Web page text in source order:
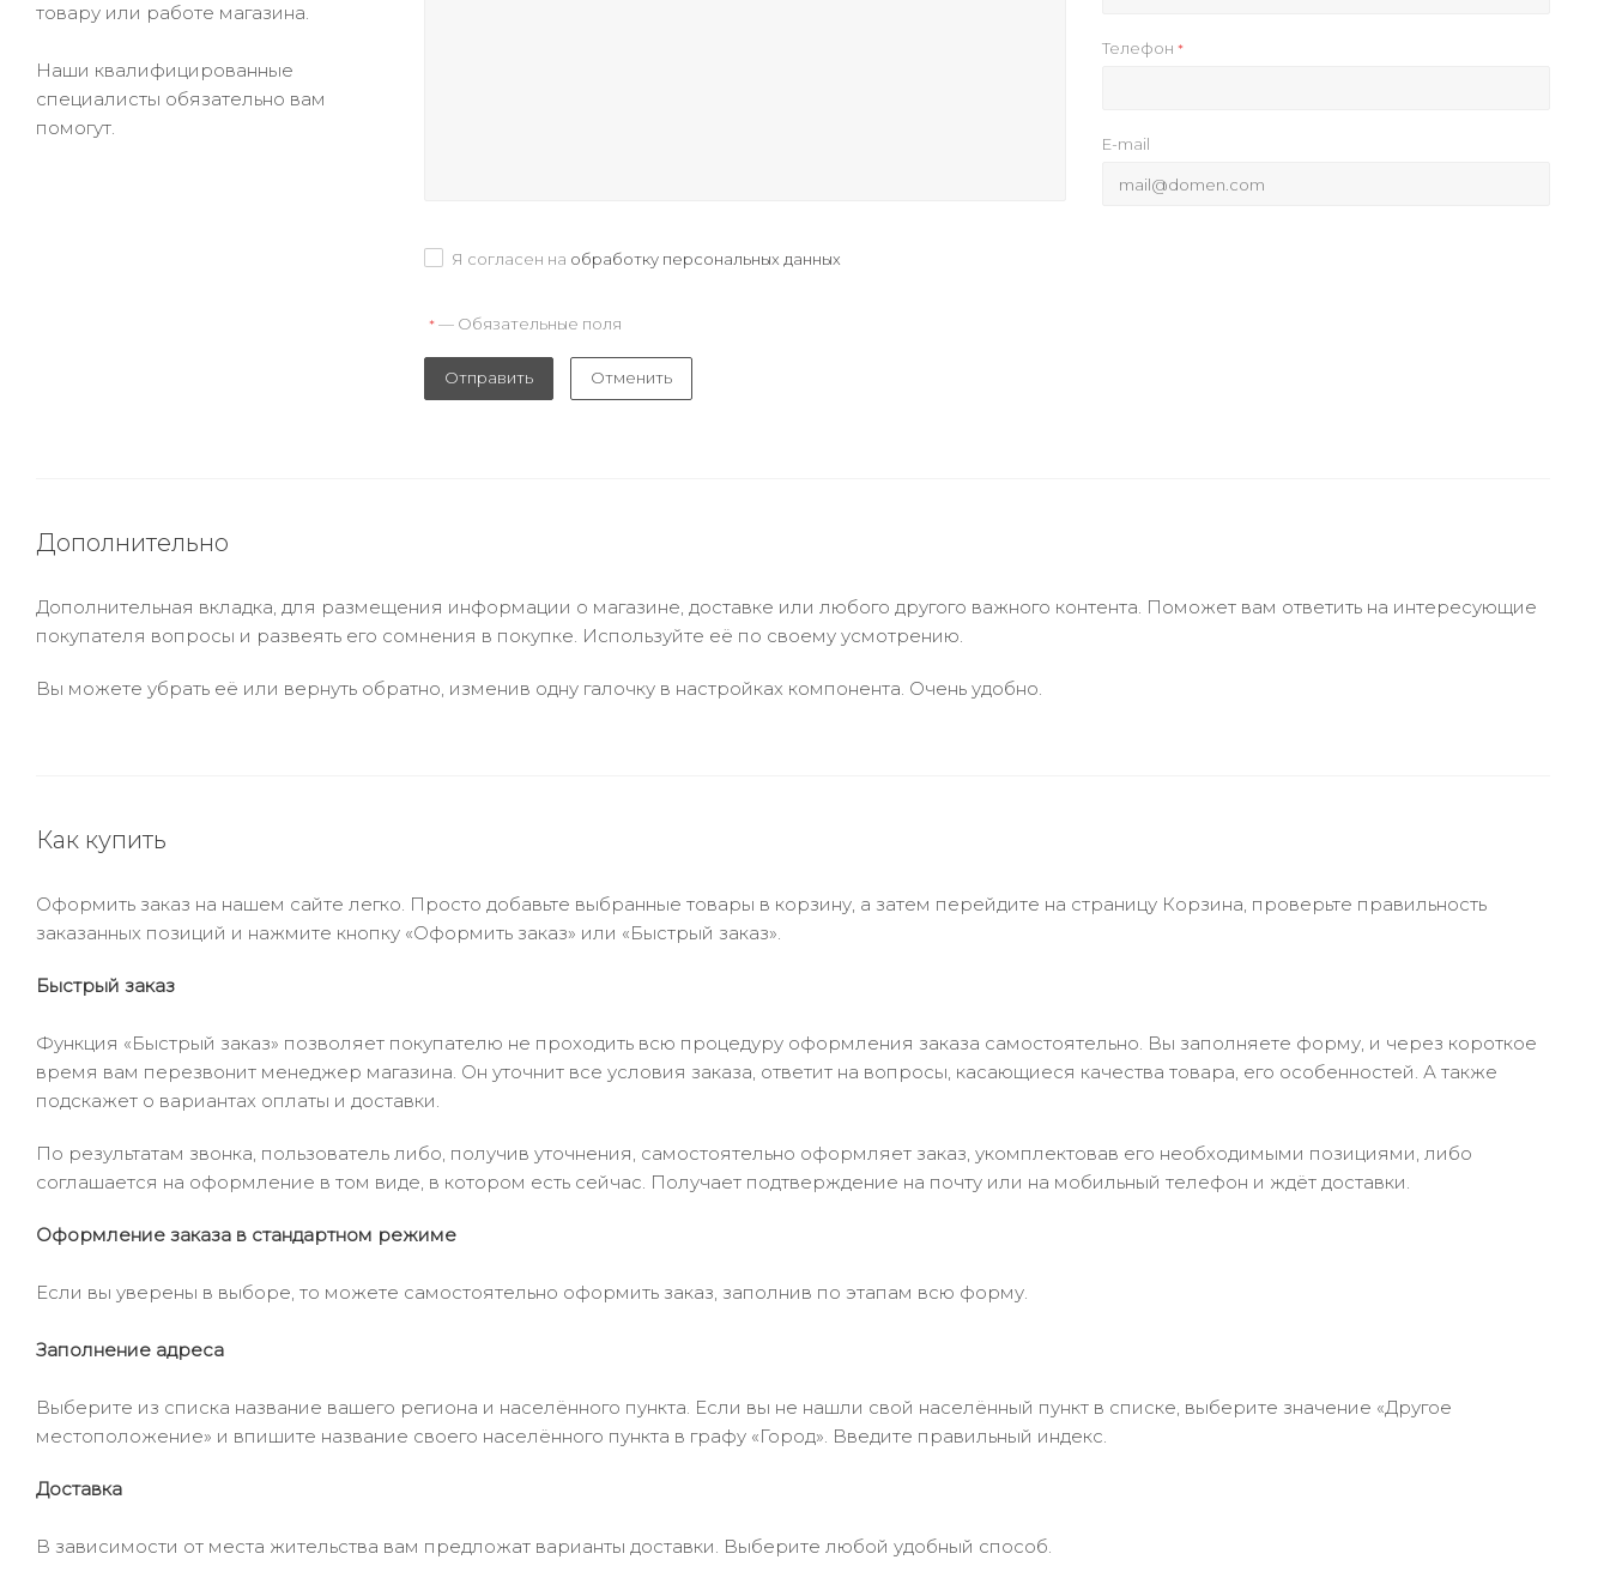
товару или работе магазина.
Наши квалифицированные
специалисты обязательно вам
помогут.
Телефон *
E-mail
Я согласен на обработку персональных данных
*— Обязательные поля
Отправить Отменить
Дополнительно
Дополнительная вкладка, для размещения информации о магазине, доставке или любого другого важного контента. Поможет вам ответить на интересующие
покупателя вопросы и развеять его сомнения в покупке. Используйте её по своему усмотрению.
Вы можете убрать её или вернуть обратно, изменив одну галочку в настройках компонента. Очень удобно.
Как купить
Оформить заказ на нашем сайте легко. Просто добавьте выбранные товары в корзину, а затем перейдите на страницу Корзина, проверьте правильность
заказанных позиций и нажмите кнопку «Оформить заказ» или «Быстрый заказ».
Быстрый заказ
Функция «Быстрый заказ» позволяет покупателю не проходить всю процедуру оформления заказа самостоятельно. Вы заполняете форму, и через короткое
время вам перезвонит менеджер магазина. Он уточнит все условия заказа, ответит на вопросы, касающиеся качества товара, его особенностей. А также
подскажет о вариантах оплаты и доставки.
По результатам звонка, пользователь либо, получив уточнения, самостоятельно оформляет заказ, укомплектовав его необходимыми позициями, либо
соглашается на оформление в том виде, в котором есть сейчас. Получает подтверждение на почту или на мобильный телефон и ждёт доставки.
Оформление заказа в стандартном режиме
Если вы уверены в выборе, то можете самостоятельно оформить заказ, заполнив по этапам всю форму.
Заполнение адреса
Выберите из списка название вашего региона и населённого пункта. Если вы не нашли свой населённый пункт в списке, выберите значение «Другое
местоположение» и впишите название своего населённого пункта в графу «Город». Введите правильный индекс.
Доставка
В зависимости от места жительства вам предложат варианты доставки. Выберите любой удобный способ.